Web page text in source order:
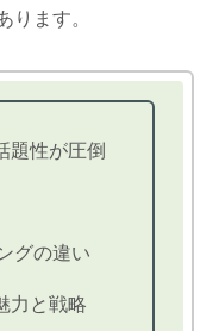
ります。
題性が圧倒
グの違い
力と戦略